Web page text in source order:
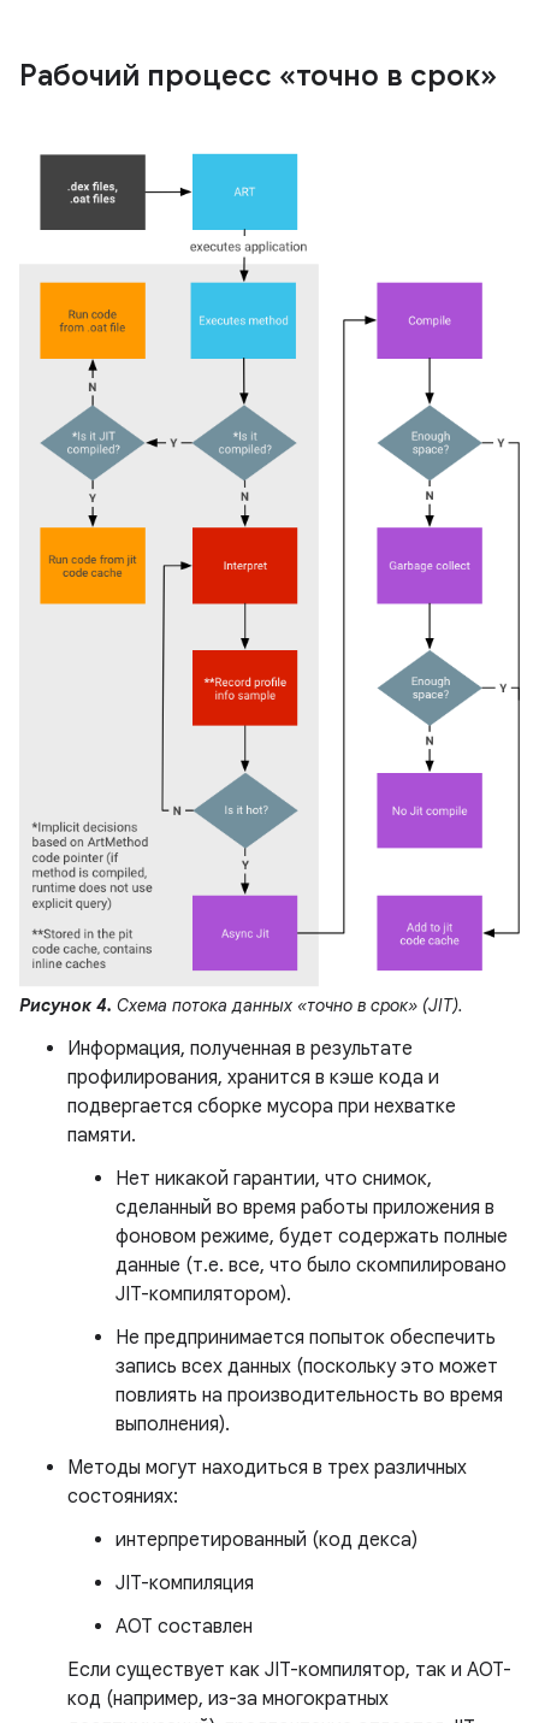
Рабочий процесс «точно в срок»
Рисунок 4. Схема потока данных «точно в срок» (JIT).
Информация, полученная в результате
профилирования, хранится в кэше кода и
подвергается сборке мусора при нехватке
памяти.
Нет никакой гарантии, что снимок,
сделанный во время работы приложения в
фоновом режиме, будет содержать полные
данные (т.е. все, что было скомпилировано
JIT-компилятором).
Не предпринимается попыток обеспечить
запись всех данных (поскольку это может
повлиять на производительность во время
выполнения).
Методы могут находиться в трех различных
состояниях:
интерпретированный (код декса)
JIT-компиляция
AOT составлен
Если существует как JIT-компилятор, так и AOT-
код (например, из-за многократных